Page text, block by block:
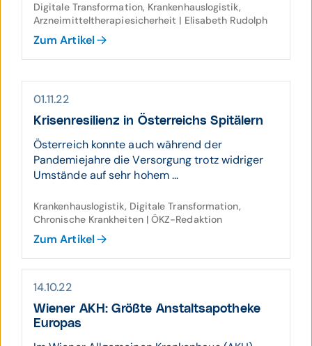
Digitale Transformation, Krankenhauslogistik,
Arzneimitteltherapiesicherheit | Elisabeth Rudolph
Zum Artikel
01.11.22
Krisen­resilienz in Öster­reichs Spitälern
Österreich konnte auch während der
Pandemiejahre die Versorgung trotz widriger
Umstände auf sehr hohem ...
Krankenhauslogistik, Digitale Transformation,
Chronische Krankheiten | ÖKZ-Redaktion
Zum Artikel
14.10.22
Wiener AKH: Größte Anstalts­apo­theke
Europas